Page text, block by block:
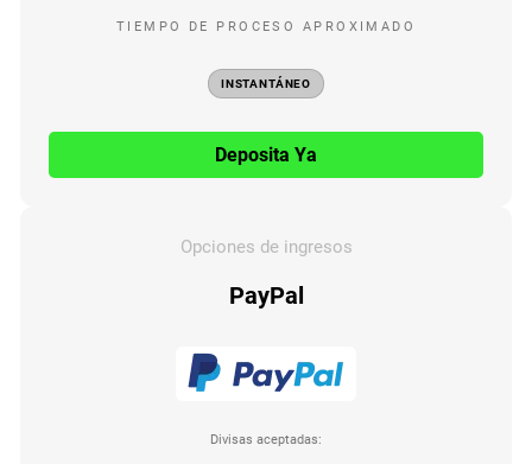
TIEMPO DE PROCESO APROXIMADO
INSTANTÁNEO
Deposita Ya
Opciones de ingresos
PayPal
Divisas aceptadas: